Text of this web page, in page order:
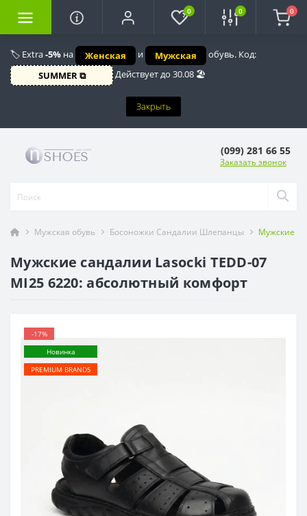
🏷️ Extra-5% на Женская и Мужская
обувь. Код:
SUMMER ⧉
Действует до 30.08 🏖️
Закрыть
0 0 0
(099) 281 66 55
Заказать звонок
Мужская обувь Босоножки Сандалии Шлепанцы Мужские
Мужские сандалии Lasocki TEDD-07
MI25 6220: абсолютный комфорт
-17%
Новинка
PREMIUM BRANDS